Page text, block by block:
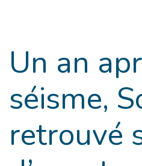
Un an
séisme,
retrouvé